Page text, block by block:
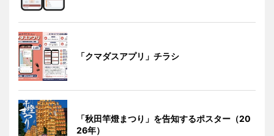
「クマダスアプリ」チラシ
「秋田竿燈まつり」を告知するポスター（20
26年）